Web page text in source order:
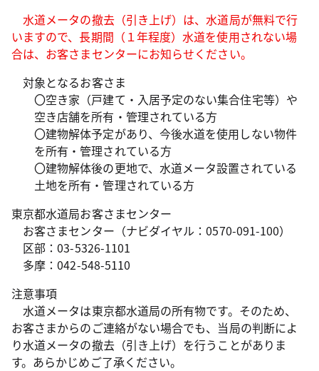
水道メータの撤去（引き上げ）は、水道局が無料で行
いますので、長期間（１年程度）水道を使用されない場
合は、お客さまセンターにお知らせください。
対象となるお客さま
〇空き家（戸建て・入居予定のない集合住宅等）や
空き店舗を所有・管理されている方
〇建物解体予定があり、今後水道を使用しない物件
を所有・管理されている方
〇建物解体後の更地で、水道メータ設置されている
土地を所有・管理されている方
東京都水道局お客さまセンター
お客さまセンター（ナビダイヤル：0570-091-100）
区部：03-5326-1101
多摩：042-548-5110
注意事項
水道メータは東京都水道局の所有物です。そのため、
お客さまからのご連絡がない場合でも、当局の判断によ
り水道メータの撤去（引き上げ）を行うことがありま
す。あらかじめご了承ください。